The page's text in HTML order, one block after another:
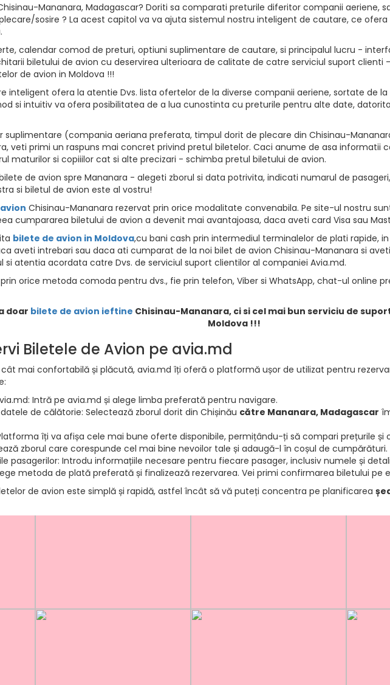
Mananara, Madagascar? Doriti sa comparati preturile diferitor companii aeriene,
sosire ? La acest capitol va va ajuta sistemul nostru inteligent de cautare, ce
calendar comod de preturi, optiuni suplimentare de cautare, si principalul lucru -
biletului de avion cu deservirea ulterioara de calitate de catre serviciul suport
de avion in Moldova !!!
inteligent ofera la atentie Dvs. lista ofertelor de la diverse companii aeriene, sortate de
si intuitiv va ofera posibilitatea de a lua cunostinta cu preturile pentru alte date,
suplimentare (compania aeriana preferata, timpul dorit de plecare din Chisinau-
veti primi un raspuns mai concret privind pretul biletelor. Caci anume de asa informatii
maturilor si copiiilor cat si alte precizari - schimba pretul biletului de avion.
de avion spre Mananara - alegeti zborul si data potrivita, indicati numarul de
si biletul de avion este al vostru!
Chisinau-Mananara rezervat prin orice modalitate convenabila. Pe site-ul nostru
cumpararea biletului de avion a devenit mai avantajoasa, daca aveti card Visa sau
bilete de avion in Moldova,cu bani cash prin intermediul terminalelor de plati rapide,
aveti intrebari sau daca ati cumparat de la noi bilet de avion Chisinau-Mananara si
si atentia acordata catre Dvs. de serviciul suport clientilor al companiei Avia.md.
orice metoda comoda pentru dvs., fie prin telefon, Viber si WhatsApp, chat-ul online
doar bilete de avion ieftine Chisinau-Mananara, ci si cel mai bun serviciu de
Moldova !!!
Biletele de Avion pe avia.md
mai confortabilă și plăcută, avia.md îți oferă o platformă ușor de utilizat pentru
Intră pe avia.md și alege limba preferată pentru navigare.
de călătorie: Selectează zborul dorit din Chișinău către Mananara, Madagascar
îți va afișa cele mai bune oferte disponibile, permițându-ți să compari prețurile și
zborul care corespunde cel mai bine nevoilor tale și adaugă-l în coșul de cumpărături.
pasagerilor: Introdu informațiile necesare pentru fiecare pasager, inclusiv numele și
metoda de plată preferată și finalizează rezervarea. Vei primi confirmarea biletului pe
de avion este simplă și rapidă, astfel încât să vă puteți concentra pe planificarea